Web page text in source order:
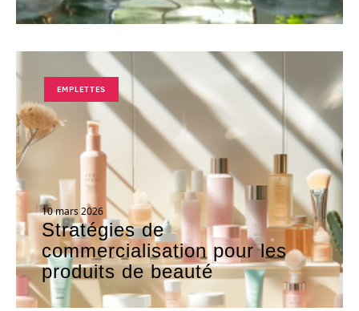
EMPLETTES
10 mars 2026
Stratégies de
commercialisation pour les
produits de beauté